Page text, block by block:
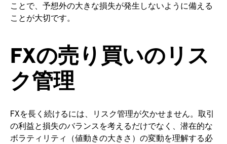
ことで、予想外の大きな損失が発生しないように備える
ことが大切です。
FXの売り買いのリス
ク管理
FXを長く続けるには、リスク管理が欠かせません。取引
の利益と損失のバランスを考えるだけでなく、潜在的な
ボラティリティ（値動きの大きさ）の変動を理解する必